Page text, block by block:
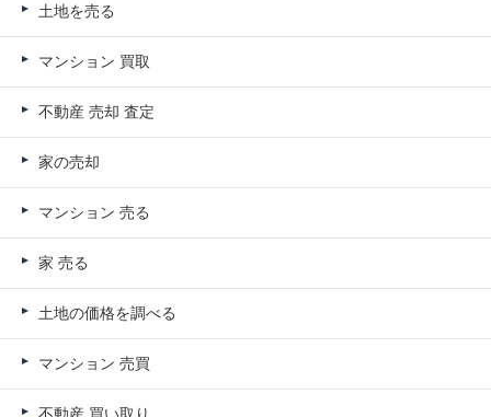
土地を売る
マンション 買取
不動産 売却 査定
家の売却
マンション 売る
家 売る
土地の価格を調べる
マンション 売買